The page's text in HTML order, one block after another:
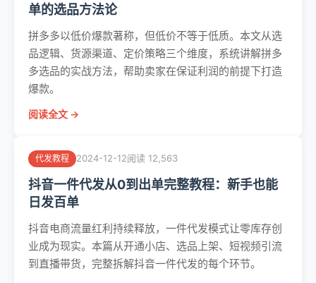
单的选品方法论
拼多多以低价爆款著称，但低价不等于低质。本文从选
品逻辑、货源渠道、定价策略三个维度，系统讲解拼多
多选品的实战方法，帮助卖家在保证利润的前提下打造
爆款。
阅读全文 →
代发教程 2024-12-12阅读 12,563
抖音一件代发从0到出单完整教程：新手也能
日发百单
抖音电商流量红利持续释放，一件代发模式让零库存创
业成为现实。本篇从开通小店、选品上架、短视频引流
到直播带货，完整拆解抖音一件代发的每个环节。